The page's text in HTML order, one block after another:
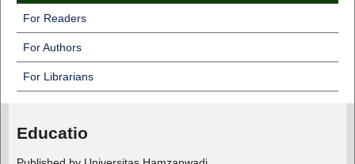
For Readers
For Authors
For Librarians
Educatio